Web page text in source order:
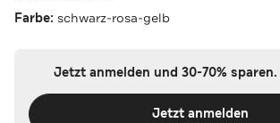
Farbe: schwarz-rosa-gelb
Jetzt anmelden und 30-70% sparen.
Jetzt anmelden